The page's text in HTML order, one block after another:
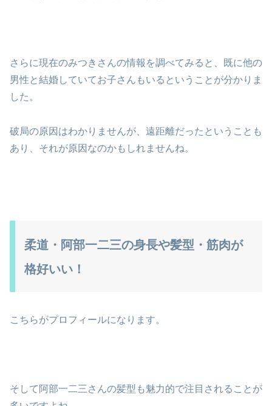
さらに現在のみつきさんの情報を調べてみると、既に他の
男性と結婚していてお子さんもいるということが分かりま
した。
破局の原因はわかりませんが、遠距離だったということも
あり、それが原因なのかもしれませんね。
柔道・阿部一二三の身長や髪型・筋肉が
格好いい！
こちらがプロフィールになります。
そして阿部一二三さんの髪型も魅力的で注目されることが